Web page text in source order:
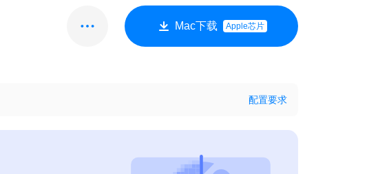
Mac下载 Apple芯片
配置要求